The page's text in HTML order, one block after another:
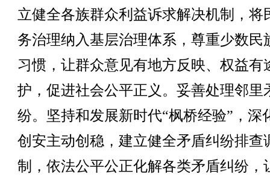
立健全各族群众利益诉求解决机制，将
务治理纳入基层治理体系，尊重少数民
习惯，让群众意见有地方反映、权益有
护，促进社会公平正义。妥善处理邻里
纷。坚持和发展新时代“枫桥经验”，深
创安主动创稳，建立健全矛盾纠纷排查
制，依法公平公正化解各类矛盾纠纷，